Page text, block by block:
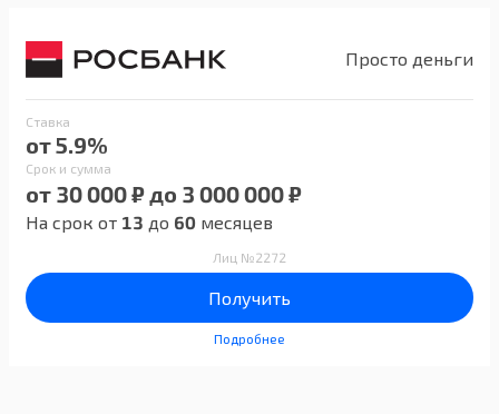
Просто деньги
Ставка
от 5.9%
Срок и сумма
от 30 000 ₽ до 3 000 000 ₽
На срок от 13 до 60 месяцев
Лиц №2272
Получить
Подробнее